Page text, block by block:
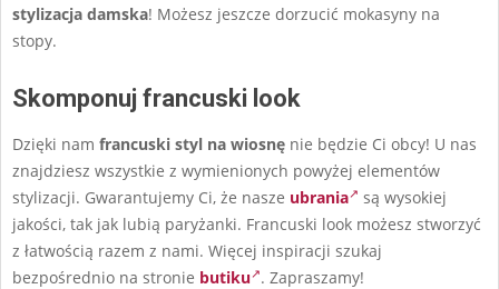
stylizacja damska! Możesz jeszcze dorzucić mokasyny na
stopy.
Skomponuj francuski look
Dzięki nam francuski styl na wiosnę nie będzie Ci obcy! U nas
znajdziesz wszystkie z wymienionych powyżej elementów
stylizacji. Gwarantujemy Ci, że nasze ubrania
są wysokiej
jakości, tak jak lubią paryżanki. Francuski look możesz stworzyć
z łatwością razem z nami. Więcej inspiracji szukaj
bezpośrednio na stronie butiku . Zapraszamy!